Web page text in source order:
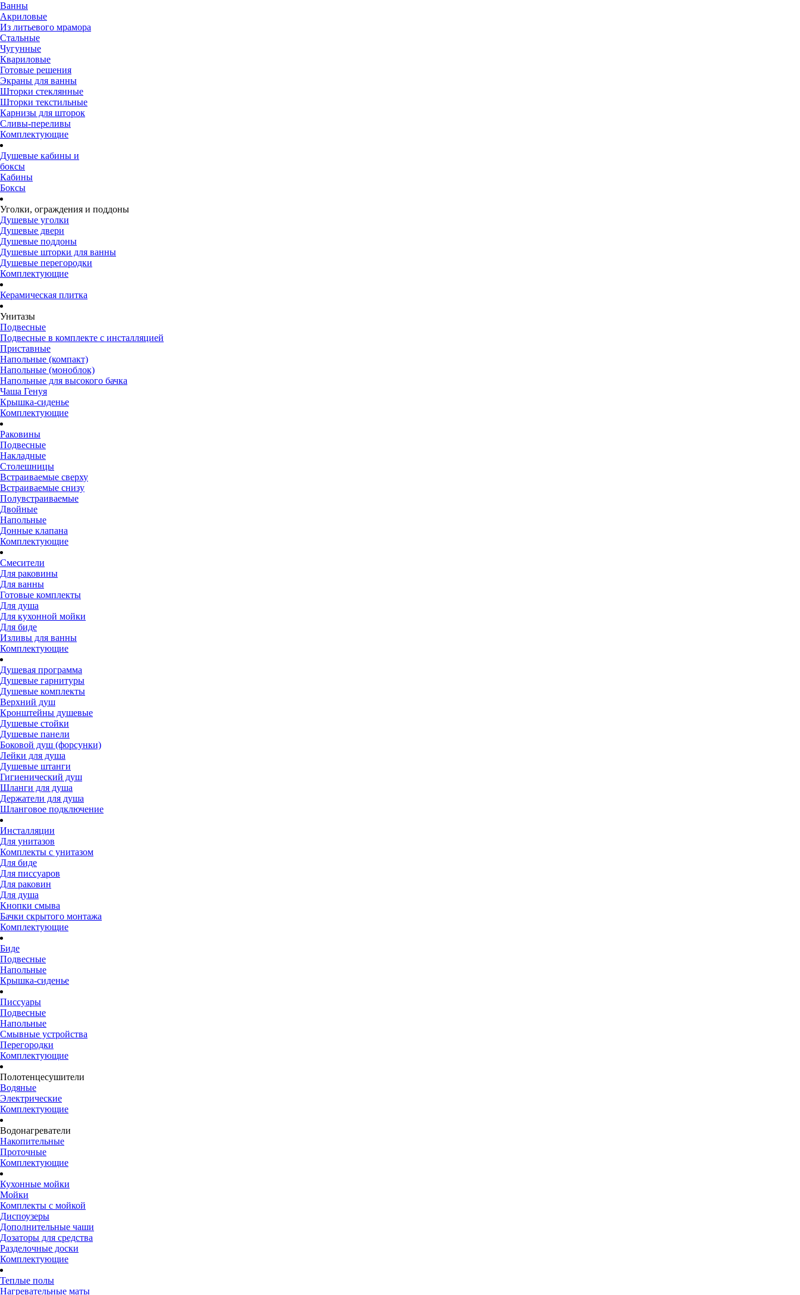
Ванны
Акриловые
Из литьевого мрамора
Стальные
Чугунные
Квариловые
Готовые решения
Экраны для ванны
Шторки стеклянные
Шторки текстильные
Карнизы для шторок
Сливы-переливы
Комплектующие
Душевые кабины и
боксы
Кабины
Боксы
Уголки, ограждения и поддоны
Душевые уголки
Душевые двери
Душевые поддоны
Душевые шторки для ванны
Душевые перегородки
Комплектующие
Керамическая плитка
Унитазы
Подвесные
Подвесные в комплекте с инсталляцией
Приставные
Напольные (компакт)
Напольные (моноблок)
Напольные для высокого бачка
Чаша Генуя
Крышка-сиденье
Комплектующие
Раковины
Подвесные
Накладные
Столешницы
Встраиваемые сверху
Встраиваемые снизу
Полувстраиваемые
Двойные
Напольные
Донные клапана
Комплектующие
Смесители
Для раковины
Для ванны
Готовые комплекты
Для душа
Для кухонной мойки
Для биде
Изливы для ванны
Комплектующие
Душевая программа
Душевые гарнитуры
Душевые комплекты
Верхний душ
Кронштейны душевые
Душевые стойки
Душевые панели
Боковой душ (форсунки)
Лейки для душа
Душевые штанги
Гигиенический душ
Шланги для душа
Держатели для душа
Шланговое подключение
Инсталляции
Для унитазов
Комплекты с унитазом
Для биде
Для писсуаров
Для раковин
Для душа
Кнопки смыва
Бачки скрытого монтажа
Комплектующие
Биде
Подвесные
Напольные
Крышка-сиденье
Писсуары
Подвесные
Напольные
Смывные устройства
Перегородки
Комплектующие
Полотенцесушители
Водяные
Электрические
Комплектующие
Водонагреватели
Накопительные
Проточные
Комплектующие
Кухонные мойки
Мойки
Комплекты с мойкой
Диспоузеры
Дополнительные чаши
Дозаторы для средства
Разделочные доски
Комплектующие
Теплые полы
Нагревательные маты